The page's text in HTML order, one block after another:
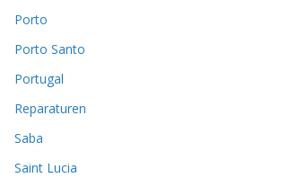
Porto
Porto Santo
Portugal
Reparaturen
Saba
Saint Lucia